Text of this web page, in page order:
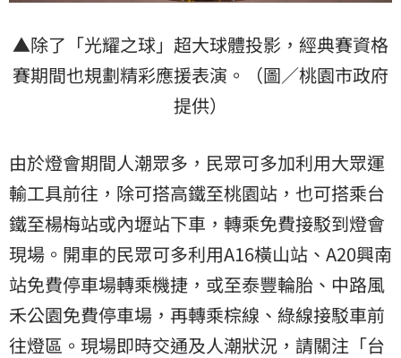
▲除了「光耀之球」超大球體投影，經典賽資格
賽期間也規劃精彩應援表演。（圖／桃園市政府
提供）
由於燈會期間人潮眾多，民眾可多加利用大眾運
輸工具前往，除可搭高鐵至桃園站，也可搭乘台
鐵至楊梅站或內壢站下車，轉乘免費接駁到燈會
現場。開車的民眾可多利用A16橫山站、A20興南
站免費停車場轉乘機捷，或至泰豐輪胎、中路風
禾公園免費停車場，再轉乘棕線、綠線接駁車前
往燈區。現場即時交通及人潮狀況，請關注「台